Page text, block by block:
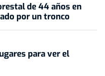
de 44 años en
por un tronco
para ver el